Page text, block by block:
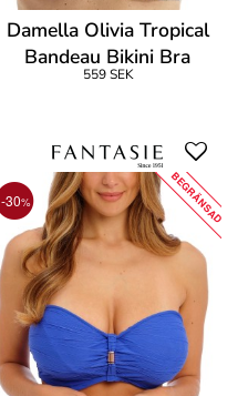
Damella Olivia Tropical
Bandeau Bikini Bra
559 SEK
-30% BEGRÄNSAD